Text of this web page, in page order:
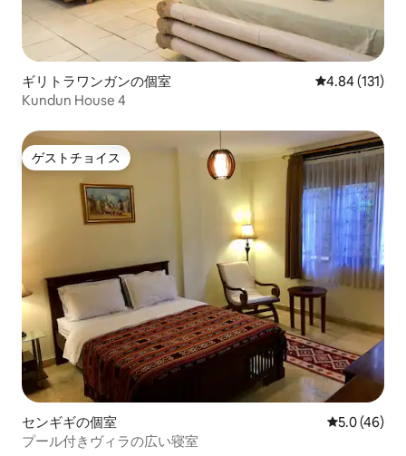
ギリトラワンガンの個室 レビュー131
4.84 (131)
Kundun House 4
ゲストチョイス
ゲストチョイス
センギギの個室 レビュー46
5.0 (46)
プール付きヴィラの広い寝室